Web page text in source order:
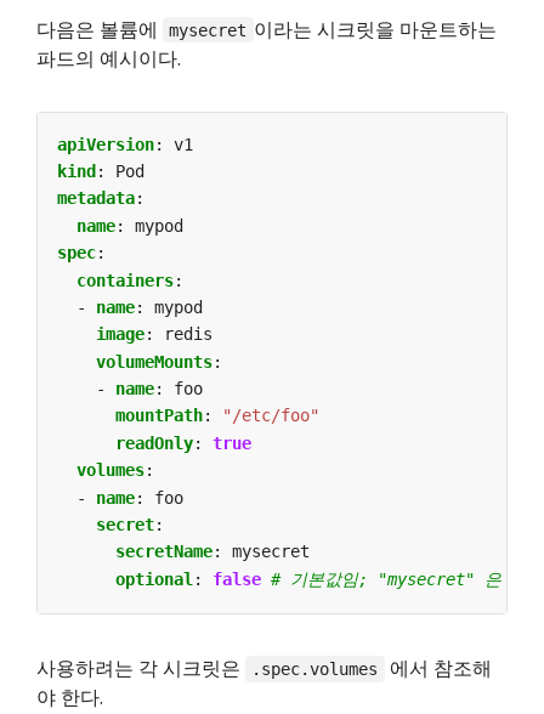
다음은 볼륨에
mysecret 이라는 시크릿을 마운트하는
파드의 예시이다.
apiVersion:
v1
kind :
Pod
metadata:
name:
mypod
spec:
containers:
- name:
mypod
image:
redis
volumeMounts:
- name:
foo
mountPath:
"/etc/foo"
readOnly:
true
volumes:
- name:
foo
secret:
secretName:
mysecret
optional : false # 기본값임; "mysecret" 은 반
사용하려는 각 시크릿은 .spec.volumes
에서 참조해
야 한다.